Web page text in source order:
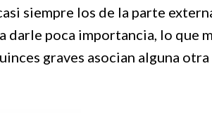
siempre los de la parte
poca importancia, lo que
graves asocian alguna